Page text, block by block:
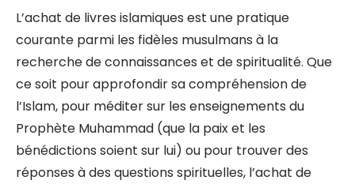
L’achat de livres islamiques est une pratique
courante parmi les fidèles musulmans à la
recherche de connaissances et de spiritualité. Que
ce soit pour approfondir sa compréhension de
l’Islam, pour méditer sur les enseignements du
Prophète Muhammad (que la paix et les
bénédictions soient sur lui) ou pour trouver des
réponses à des questions spirituelles, l’achat de